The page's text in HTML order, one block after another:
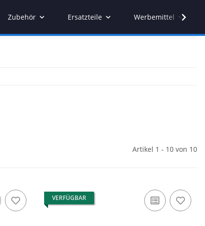
Zubehör Ersatzteile Werbemittel
Artikel 1 - 10 von 10
VERFÜGBAR